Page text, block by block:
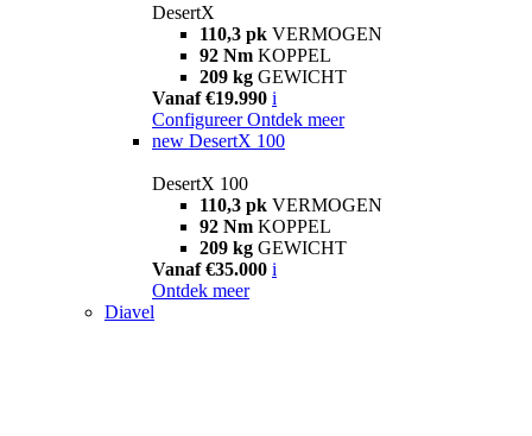
DesertX
110,3 pk VERMOGEN
92 Nm KOPPEL
209 kg GEWICHT
Vanaf €19.990 i
Configureer Ontdek meer
new DesertX 100
DesertX 100
110,3 pk VERMOGEN
92 Nm KOPPEL
209 kg GEWICHT
Vanaf €35.000 i
Ontdek meer
Diavel